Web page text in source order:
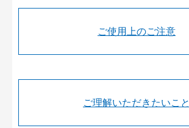
ご使用上のご注意
ご理解いただきたいこと